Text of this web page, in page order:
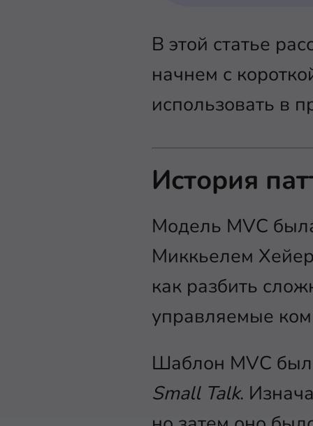
В этой статье
начнем с
использовать в
История
Модель MVC
Миккьелем
как разбить
управляемые
Шаблон MVC
Small Talk.